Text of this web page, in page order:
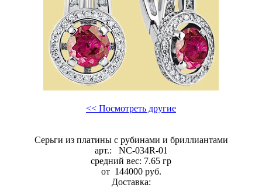
<< Посмотреть другие
Серьги из платины с рубинами и бриллиантами
арт.: NC-034R-01
средний вес: 7.65 гр
от 144000 руб.
Доставка: